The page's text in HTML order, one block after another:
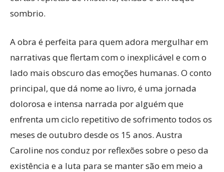
sombrio.
A obra é perfeita para quem adora mergulhar em
narrativas que flertam com o inexplicável e com o
lado mais obscuro das emoções humanas. O conto
principal, que dá nome ao livro, é uma jornada
dolorosa e intensa narrada por alguém que
enfrenta um ciclo repetitivo de sofrimento todos os
meses de outubro desde os 15 anos. Austra
Caroline nos conduz por reflexões sobre o peso da
existência e a luta para se manter são em meio a